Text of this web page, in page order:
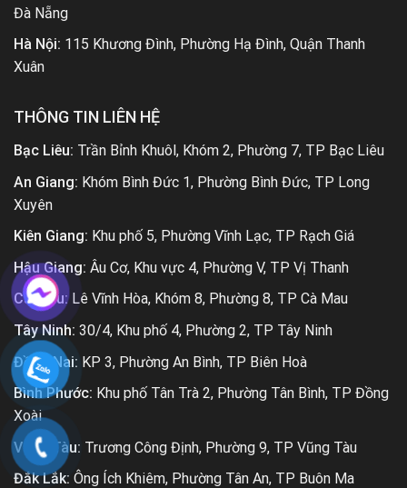
Đà Nẵng
Hà Nội: 115 Khương Đình, Phường Hạ Đình, Quận Thanh
Xuân
THÔNG TIN LIÊN HỆ
Bạc Liêu: Trần Bỉnh Khuôl, Khóm 2, Phường 7, TP Bạc Liêu
An Giang: Khóm Bình Đức 1, Phường Bình Đức, TP Long
Xuyên
Kiên Giang: Khu phố 5, Phường Vĩnh Lạc, TP Rạch Giá
Hậu Giang: Âu Cơ, Khu vực 4, Phường V, TP Vị Thanh
Cà Mau:Lê Vĩnh Hòa, Khóm 8, Phường 8, TP Cà Mau
Tây Ninh: 30/4, Khu phố 4, Phường 2, TP Tây Ninh
Đồng Nai: KP 3, Phường An Bình, TP Biên Hoà
Bình Phước: Khu phố Tân Trà 2, Phường Tân Bình, TP Đồng
Xoài
Vũng Tàu: Trương Công Định, Phường 9, TP Vũng Tàu
Đắk Lắk: Ông Ích Khiêm, Phường Tân An, TP Buôn Ma